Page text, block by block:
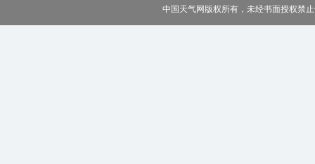
中国天气网版权所有，未经书面授权